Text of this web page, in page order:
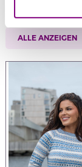
ALLE ANZEIGEN